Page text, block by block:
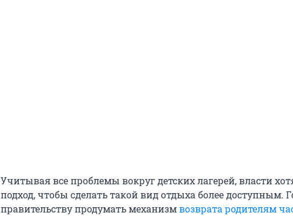
Учитывая все проблемы вокруг детских лагерей, власти
подход, чтобы сделать такой вид отдыха более доступным.
правительству продумать механизмвозврата родителям